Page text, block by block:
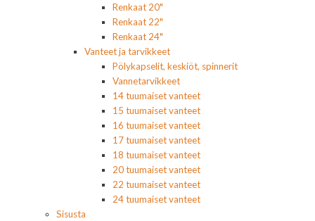
Renkaat 20"
Renkaat 22"
Renkaat 24"
Vanteet ja tarvikkeet
Pölykapselit, keskiöt, spinnerit
Vannetarvikkeet
14 tuumaiset vanteet
15 tuumaiset vanteet
16 tuumaiset vanteet
17 tuumaiset vanteet
18 tuumaiset vanteet
20 tuumaiset vanteet
22 tuumaiset vanteet
24 tuumaiset vanteet
Sisusta